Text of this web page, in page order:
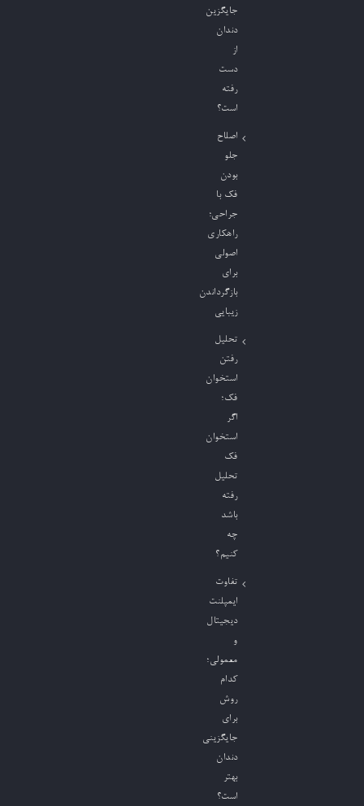
جایگزین
دندان
از
دست
رفته
است؟
اصلاح
جلو
بودن
فک با
جراحی؛
راهکاری
اصولی
برای
بازگرداندن
زیبایی
تحلیل
رفتن
استخوان
فک؛
اگر
استخوان
فک
تحلیل
رفته
باشد
چه
کنیم؟
تفاوت
ایمپلنت
دیجیتال
و
معمولی؛
کدام
روش
برای
جایگزینی
دندان
بهتر
است؟